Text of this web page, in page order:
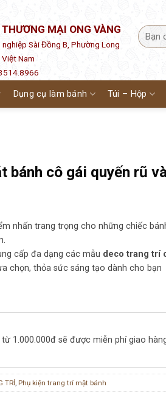
MẠI ONG VÀNG
Sài Đồng B, Phường Long
Việt Nam
Dụng cụ làm bánh Túi – Hộp
bánh cô gái quyến rũ
nhấn trang trọng cho những chiếc
cấp đa dạng các mẫu deco trang trí
chọn, thỏa sức sáng tạo dành cho bạn
1.000.000đ sẽ được miễn phí giao
TRÍ ,Phụ kiện trang trí mặt bánh